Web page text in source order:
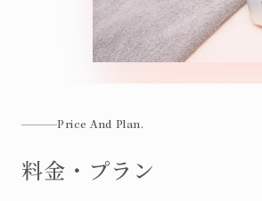
Price And Plan.
料金・プラン